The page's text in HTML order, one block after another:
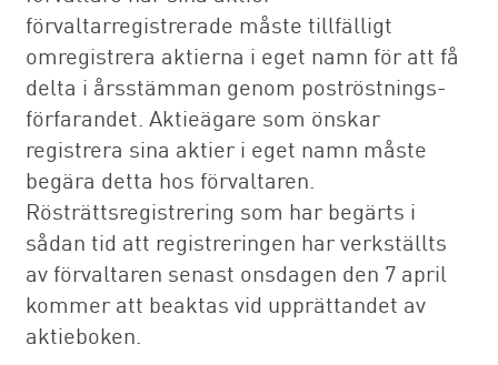
förvaltarregistrerade måste tillfälligt
omregistrera aktierna i eget namn för att få
delta i årsstämman genom poströstnings­
förfarandet. Aktieägare som önskar
registrera sina aktier i eget namn måste
begära detta hos förvaltaren.
Rösträttsregistrering som har begärts i
sådan tid att registreringen har verkställts
av förvaltaren senast onsdagen den 7 april
kommer att beaktas vid upprättandet av
aktieboken.